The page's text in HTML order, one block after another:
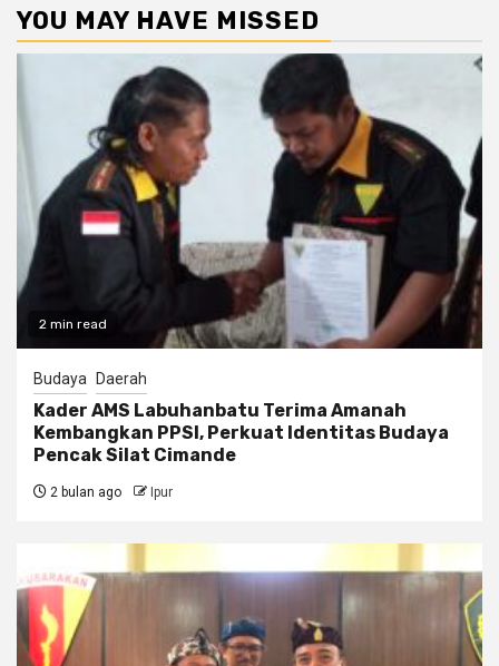
YOU MAY HAVE MISSED
2 min read
Budaya Daerah
Kader AMS Labuhanbatu Terima Amanah
Kembangkan PPSI, Perkuat Identitas Budaya
Pencak Silat Cimande
2 bulan ago Ipur